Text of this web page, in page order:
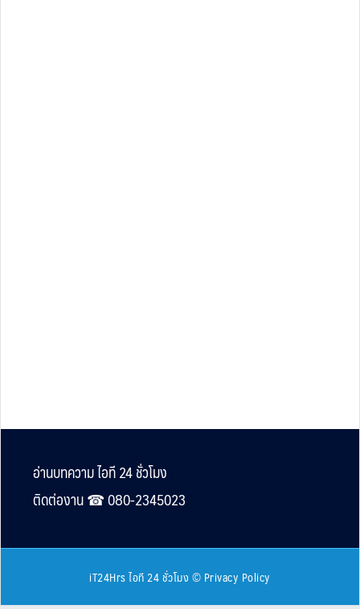
Footer
อ่านบทความ ไอที 24 ชั่วโมง
ติดต่องาน ☎︎ 080-2345023
iT24Hrs ไอที 24 ชั่วโมง © Privacy Policy